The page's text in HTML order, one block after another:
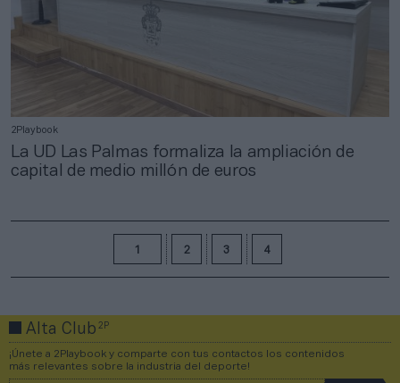
2Playbook
La UD Las Palmas formaliza la ampliación de
capital de medio millón de euros
2 3 4
Alta Club2P
¡Únete a 2Playbook y comparte con tus contactos los contenidos
más relevantes sobre la industria del deporte!